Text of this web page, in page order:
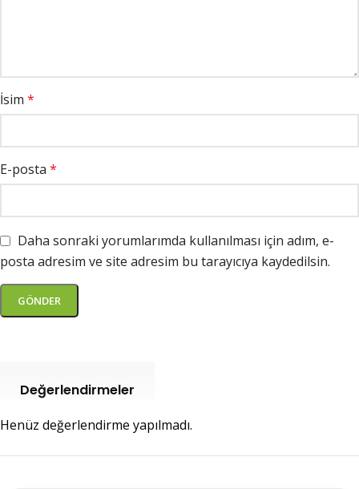
Değerlendirmeler
Henüz değerlendirme yapılmadı.
İsim *
E-posta *
Daha sonraki yorumlarımda kullanılması için adım, e-
posta adresim ve site adresim bu tarayıcıya kaydedilsin.